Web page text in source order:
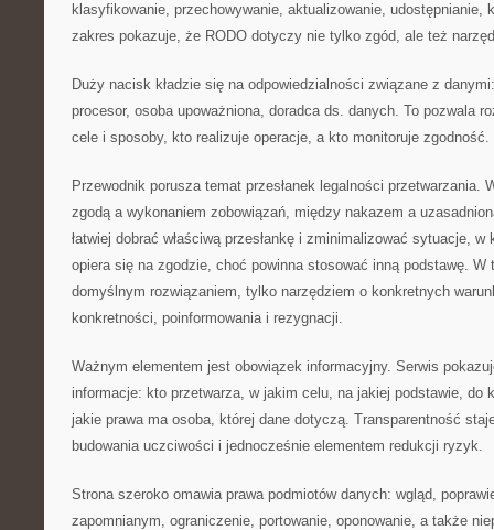
klasyfikowanie, przechowywanie, aktualizowanie, udostępnianie,
zakres pokazuje, że RODO dotyczy nie tylko zgód, ale też
Duży nacisk kładzie się na odpowiedzialności związane z
procesor, osoba upoważniona, doradca ds. danych. To pozwala
cele i sposoby, kto realizuje operacje, a kto monitoruje zgodność.
Przewodnik porusza temat przesłanek legalności przetwarzania.
zgodą a wykonaniem zobowiązań, między nakazem a
łatwiej dobrać właściwą przesłankę i zminimalizować sytuacje, w
opiera się na zgodzie, choć powinna stosować inną podstawę.
domyślnym rozwiązaniem, tylko narzędziem o konkretnych
konkretności, poinformowania i rezygnacji.
Ważnym elementem jest obowiązek informacyjny. Serwis
informacje: kto przetwarza, w jakim celu, na jakiej podstawie, do
jakie prawa ma osoba, której dane dotyczą. Transparentność
budowania uczciwości i jednocześnie elementem redukcji ryzyk.
Strona szeroko omawia prawa podmiotów danych: wgląd,
zapomnianym, ograniczenie, portowanie, oponowanie, a także